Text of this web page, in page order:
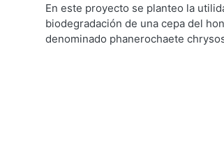
de Servicios de Información. ,2003-
En este proyecto se planteo la
biodegradación de una cepa del
denominado phanerochaete